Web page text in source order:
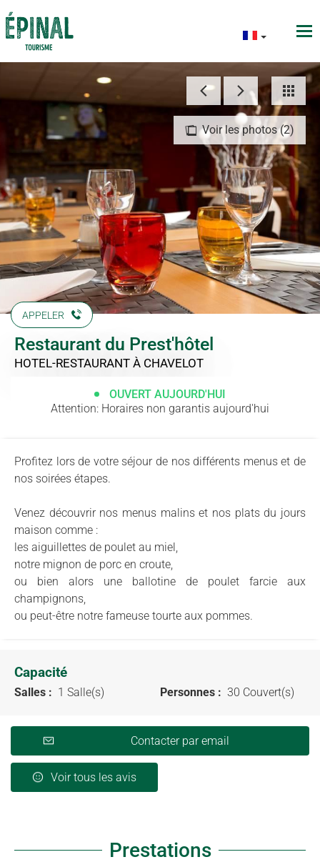
Voir les photos (2)
APPELER
Restaurant du Prest'hôtel
HOTEL-RESTAURANT À CHAVELOT
OUVERT AUJOURD'HUI
Attention: Horaires non garantis aujourd'hui
Profitez lors de votre séjour de nos différents menus et de
nos soirées étapes.
Venez découvrir nos menus malins et nos plats du jours
maison comme :
les aiguillettes de poulet au miel,
notre mignon de porc en croute,
ou bien alors une ballotine de poulet farcie aux
champignons,
ou peut-être notre fameuse tourte aux pommes.
Capacité
Salles : 1 Salle(s) Personnes : 30 Couvert(s)
Contacter par email
Voir tous les avis
Prestations